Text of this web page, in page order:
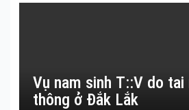
Vụ nam sinh T::V do tai
thông ở Đắk Lắk